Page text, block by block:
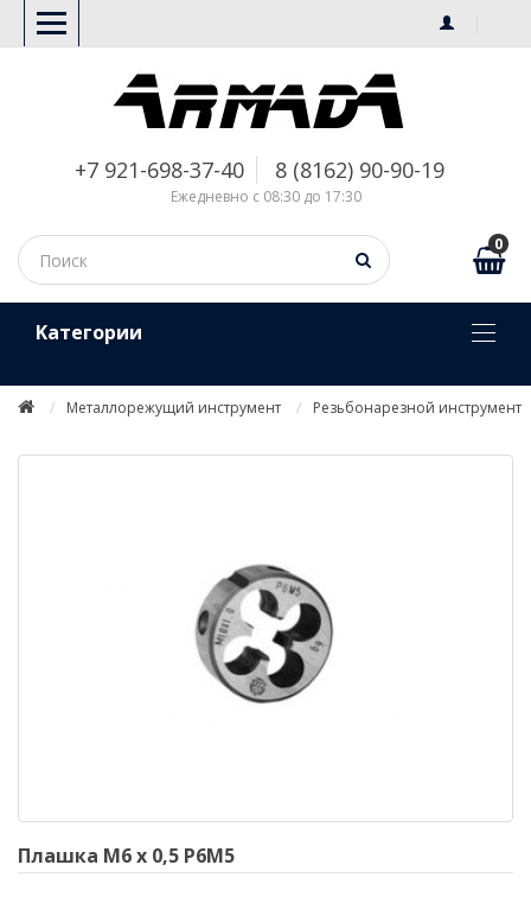
+7 921-698-37-40 8 (8162) 90-90-19
Ежедневно с 08:30 до 17:30
0
Kатегории
Металлорежущий инструмент Резьбонарезной инструмент
Плашка М6 х 0,5 Р6М5